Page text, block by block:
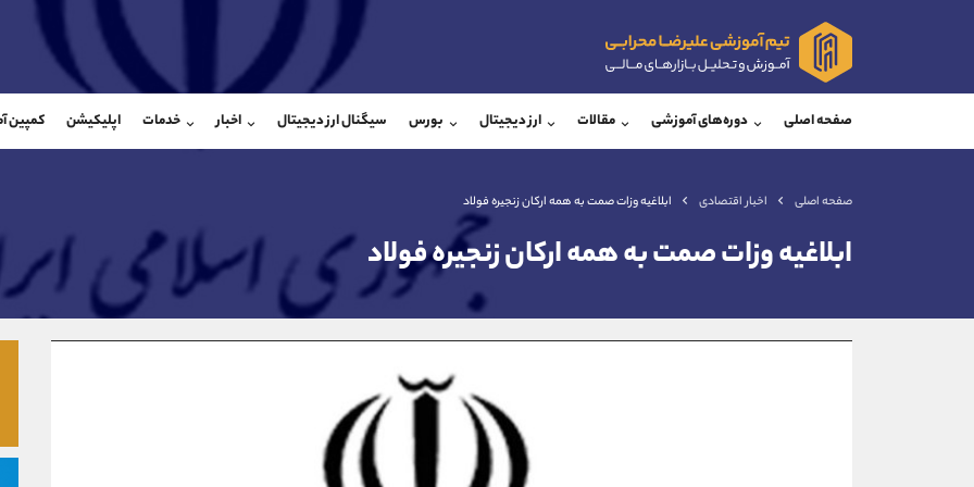
صفحه اصلی دوره‌های آموزشی مقالات ارز دیجیتال بورس سیگنال ارز دیجیتال اخبار خدمات اپلیکیشن کمپین
صفحه اصلی اخبار اقتصادی ابلاغیه وزات صمت به همه ارکان زنجیره فولاد
ابلاغیه وزات صمت به همه ارکان زنجیره فولاد
@Armteam_admin_103
تلفن